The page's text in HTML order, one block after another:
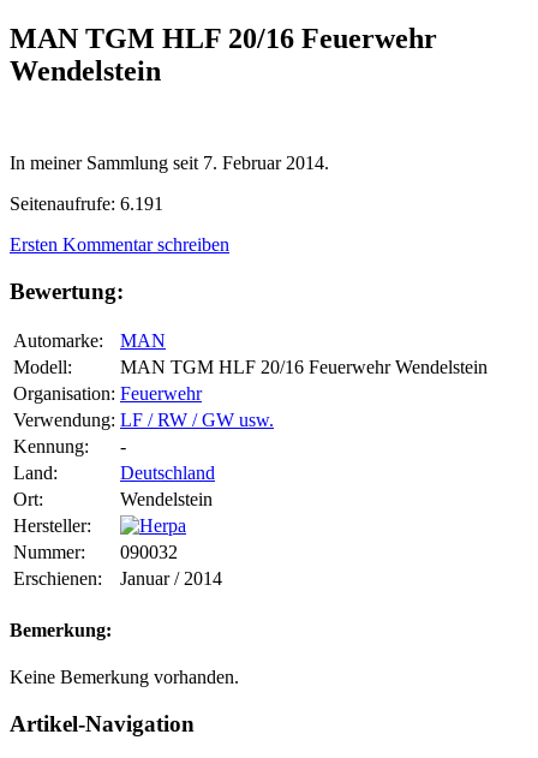
MAN TGM HLF 20/16 Feuerwehr
Wendelstein
In meiner Sammlung seit 7. Februar 2014.
Seitenaufrufe: 6.191
Ersten Kommentar schreiben
Bewertung:
Automarke:
MAN
Modell:
MAN TGM HLF 20/16 Feuerwehr Wendelstein
Organisation: Feuerwehr
Verwendung: LF / RW / GW usw.
Kennung:
-
Land:
Deutschland
Ort:
Wendelstein
Hersteller:
Nummer:
090032
Erschienen:
Januar / 2014
Bemerkung:
Keine Bemerkung vorhanden.
Artikel-Navigation